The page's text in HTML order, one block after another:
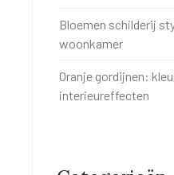
Bloemen schilderij
woonkamer
Oranje gordijnen:
interieureffecten